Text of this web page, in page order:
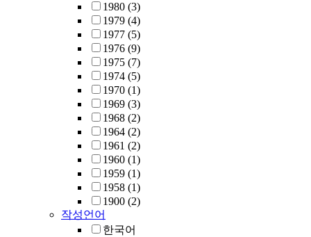
1980 (3)
1979 (4)
1977 (5)
1976 (9)
1975 (7)
1974 (5)
1970 (1)
1969 (3)
1968 (2)
1964 (2)
1961 (2)
1960 (1)
1959 (1)
1958 (1)
1900 (2)
작성언어
한국어